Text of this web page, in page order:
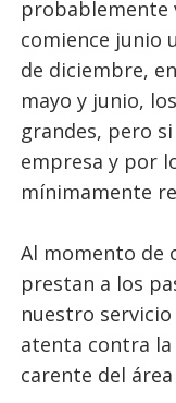
probablemente
comience junio
de diciembre,
mayo y junio,
grandes, pero
empresa y por
mínimamente
Al momento de
prestan a los
nuestro
atenta contra la
carente del